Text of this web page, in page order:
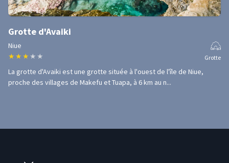
Grotte d'Avaiki
Niue
★ ★ ★ ★ ★ Grotte
La grotte d'Avaiki est une grotte située à l'ouest de l'île de Niue,
proche des villages de Makefu et Tuapa, à 6 km au n...